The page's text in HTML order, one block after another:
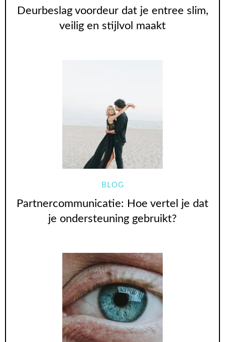
Deurbeslag voordeur dat je entree slim,
veilig en stijlvol maakt
BLOG
Partnercommunicatie: Hoe vertel je dat
je ondersteuning gebruikt?